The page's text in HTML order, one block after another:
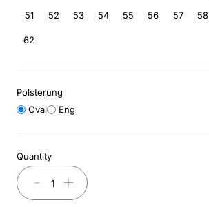
6. visiera polo
7.star
8.textil
smart inlay
10.helm
51
52 53 54 55 56 57 58
62
Polsterung
Oval
Eng
Quantity
＋
－